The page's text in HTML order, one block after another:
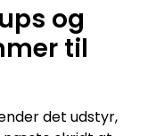
og
til
det udstyr,